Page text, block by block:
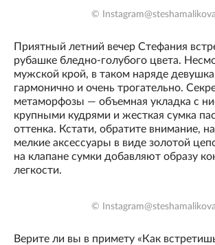
© Instagram@steshamalikova
Приятный летний вечер Стефания
рубашке бледно-голубого цвета.
мужской крой, в таком наряде
гармонично и очень трогательно.
метаморфозы — объемная укладка с
крупными кудрями и жесткая сумка
оттенка. Кстати, обратите внимание,
мелкие аксессуары в виде золотой
на клапане сумки добавляют образу
легкости.
© Instagram@steshamalikova
Верите ли вы в примету «Как